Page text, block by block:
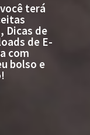
terá
Dicas de
de E-
com
bolso e